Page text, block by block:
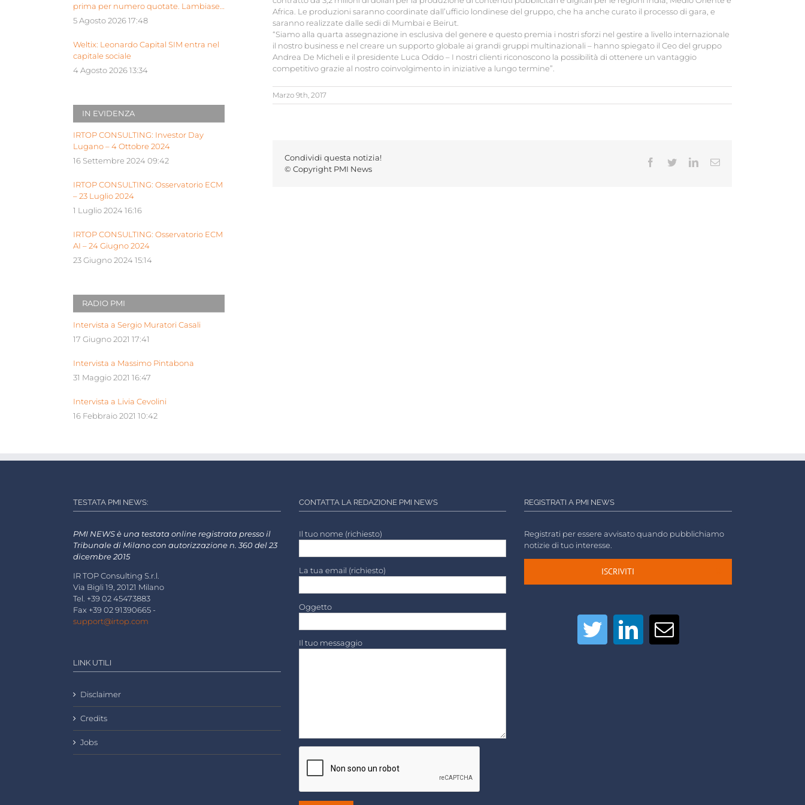
Africa. Le produzioni saranno coordinate dall’ufficio londinese del gruppo, che ha anche curato il processo di gara, e
saranno realizzate dalle sedi di Mumbai e Beirut.
“Siamo alla quarta assegnazione in esclusiva del genere e questo premia i nostri sforzi nel gestire a livello internazionale
il nostro business e nel creare un supporto globale ai grandi gruppi multinazionali – hanno spiegato il Ceo del gruppo
Andrea De Micheli e il presidente Luca Oddo – I nostri clienti riconoscono la possibilità di ottenere un vantaggio
competitivo grazie al nostro coinvolgimento in iniziative a lungo termine”.
Marzo 9th, 2017
Condividi questa notizia!
© Copyright PMI News
Facebook
TwitterLinkedInEmail
prima per numero quotate. Lambiase:
“Milano piattaforma europea Siu”
5 Agosto 2026 17:48
Weltix: Leonardo Capital SIM entra nel
capitale sociale
4 Agosto 2026 13:34
IN EVIDENZA
IRTOP CONSULTING: Investor Day
Lugano – 4 Ottobre 2024
16 Settembre 2024 09:42
IRTOP CONSULTING: Osservatorio ECM
– 23 Luglio 2024
1 Luglio 2024 16:16
IRTOP CONSULTING: Osservatorio ECM
AI – 24 Giugno 2024
23 Giugno 2024 15:14
RADIO PMI
Intervista a Sergio Muratori Casali
17 Giugno 2021 17:41
Intervista a Massimo Pintabona
31 Maggio 2021 16:47
Intervista a Livia Cevolini
16 Febbraio 2021 10:42
TESTATA PMI NEWS:
PMI NEWS è una testata online registrata presso il
Tribunale di Milano con autorizzazione n. 360 del 23
dicembre 2015
IR TOP Consulting S.r.l.
Via Bigli 19, 20121 Milano
Tel. +39 02 45473883
Fax +39 02 91390665 -
support@irtop.com
LINK UTILI
Disclaimer
Credits
Jobs
CONTATTA LA REDAZIONE PMI NEWS
Il tuo nome (richiesto)
La tua email (richiesto)
Oggetto
Il tuo messaggio
REGISTRATI A PMI NEWS
Registrati per essere avvisato quando pubblichiamo
notizie di tuo interesse.
ISCRIVITI